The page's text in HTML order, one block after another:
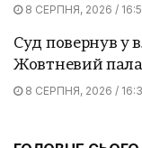
8 СЕРПНЯ, 2026 /
Суд повернув у
Жовтневий
8 СЕРПНЯ, 2026 /